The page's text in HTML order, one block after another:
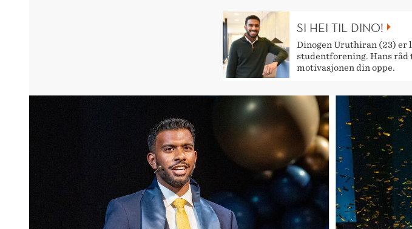
SI HEI TIL DINO!
Dinogen Uruthiran (23) er
studentforening. Hans råd
motivasjonen din oppe.